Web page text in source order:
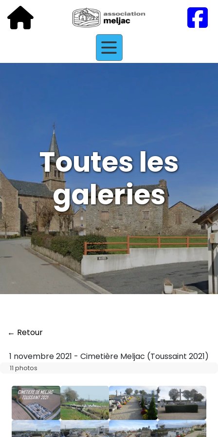
Toutes les
galeries
← Retour
1 novembre 2021 - Cimetière Meljac (Toussaint 2021)
11 photos